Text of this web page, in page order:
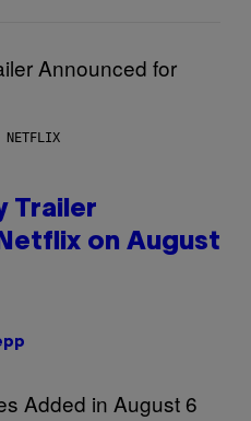
NETFLIX
Trailer
on August